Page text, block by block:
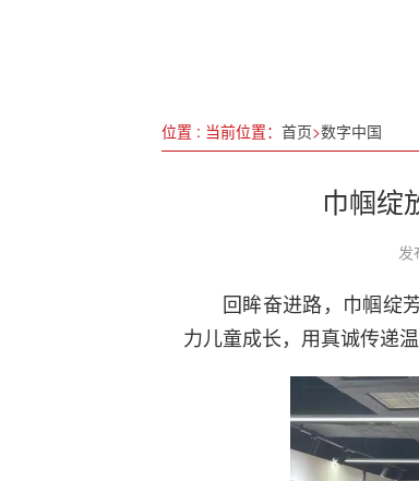
“大手拉小手”点亮普法“星星
位置 : 当前位置： 首页>数字中国
巾帼绽
发
回眸奋进路，巾帼绽
力儿童成长，用真诚传递